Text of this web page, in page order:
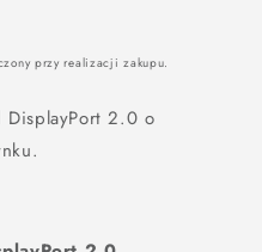
przy realizacji zakupu.
DisplayPort 2.0 o